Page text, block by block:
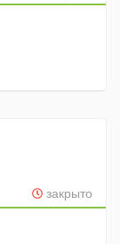
закрыто